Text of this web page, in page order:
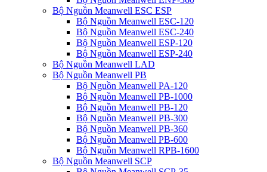
Bộ Nguồn Meanwell ESC ESP
Bộ Nguồn Meanwell ESC-120
Bộ Nguồn Meanwell ESC-240
Bộ Nguồn Meanwell ESP-120
Bộ Nguồn Meanwell ESP-240
Bộ Nguồn Meanwell LAD
Bộ Nguồn Meanwell PB
Bộ Nguồn Meanwell PA-120
Bộ Nguồn Meanwell PB-1000
Bộ Nguồn Meanwell PB-120
Bộ Nguồn Meanwell PB-300
Bộ Nguồn Meanwell PB-360
Bộ Nguồn Meanwell PB-600
Bộ Nguồn Meanwell RPB-1600
Bộ Nguồn Meanwell SCP